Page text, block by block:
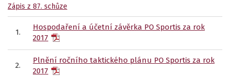
Zápis z 87. schůze
1.
Hospodaření a účetní závěrka PO Sportis za rok
2017
2.
Plnění ročního taktického plánu PO Sportis za rok
2017